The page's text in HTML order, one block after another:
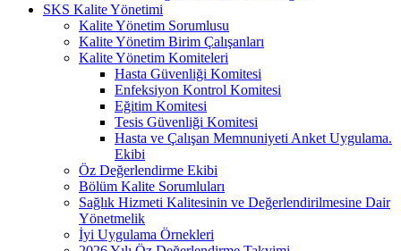
SKS Kalite Yönetimi
Kalite Yönetim Sorumlusu
Kalite Yönetim Birim Çalışanları
Kalite Yönetim Komiteleri
Hasta Güvenliği Komitesi
Enfeksiyon Kontrol Komitesi
Eğitim Komitesi
Tesis Güvenliği Komitesi
Hasta ve Çalışan Memnuniyeti Anket Uygulama.
Ekibi
Öz Değerlendirme Ekibi
Bölüm Kalite Sorumluları
Sağlık Hizmeti Kalitesinin ve Değerlendirilmesine Dair
Yönetmelik
İyi Uygulama Örnekleri